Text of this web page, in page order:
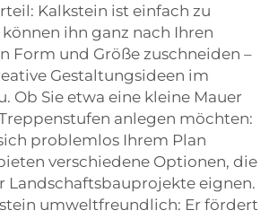
Kalkstein ist einfach zu
ihn ganz nach Ihren
Form und Größe zuschneiden –
Gestaltungsideen im
Ob Sie etwa eine kleine Mauer
anlegen möchten:
problemlos Ihrem Plan
verschiedene Optionen, die
Landschaftsbauprojekte eignen.
umweltfreundlich: Er fördert